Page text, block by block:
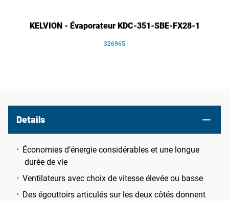
KELVION - Évaporateur KDC-351-SBE-FX28-1
326965
Details
Économies d’énergie considérables et une longue
durée de vie
Ventilateurs avec choix de vitesse élevée ou basse
Des égouttoirs articulés sur les deux côtés donnent